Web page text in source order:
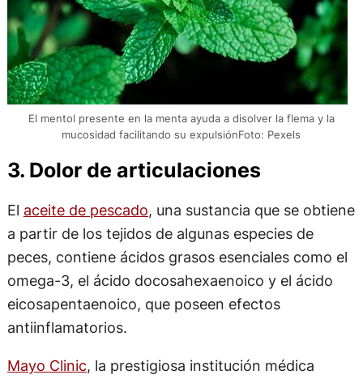
El mentol presente en la menta ayuda a disolver la flema y la
mucosidad facilitando su expulsiónFoto: Pexels
3. Dolor de articulaciones
El aceite de pescado, una sustancia que se obtiene
a partir de los tejidos de algunas especies de
peces, contiene ácidos grasos esenciales como el
omega-3, el ácido docosahexaenoico y el ácido
eicosapentaenoico, que poseen efectos
antiinflamatorios.
Mayo Clinic, la prestigiosa institución médica